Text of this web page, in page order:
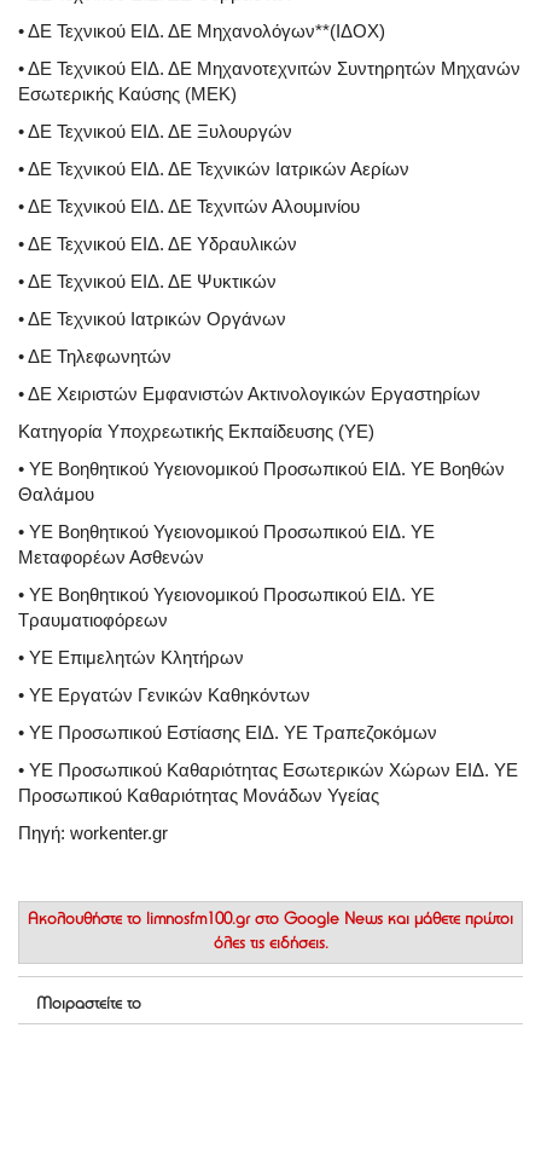
• ΔΕ Τεχνικού ΕΙΔ. ΔΕ Μηχανολόγων**(ΙΔΟΧ)
• ΔΕ Τεχνικού ΕΙΔ. ΔΕ Μηχανοτεχνιτών Συντηρητών Μηχανών
Εσωτερικής Καύσης (ΜΕΚ)
• ΔΕ Τεχνικού ΕΙΔ. ΔΕ Ξυλουργών
• ΔΕ Τεχνικού ΕΙΔ. ΔΕ Τεχνικών Ιατρικών Αερίων
• ΔΕ Τεχνικού ΕΙΔ. ΔΕ Τεχνιτών Αλουμινίου
• ΔΕ Τεχνικού ΕΙΔ. ΔΕ Υδραυλικών
• ΔΕ Τεχνικού ΕΙΔ. ΔΕ Ψυκτικών
• ΔΕ Τεχνικού Ιατρικών Οργάνων
• ΔΕ Τηλεφωνητών
• ΔΕ Χειριστών Εμφανιστών Ακτινολογικών Εργαστηρίων
Κατηγορία Υποχρεωτικής Εκπαίδευσης (ΥΕ)
• ΥΕ Βοηθητικού Υγειονομικού Προσωπικού ΕΙΔ. ΥΕ Βοηθών
Θαλάμου
• ΥΕ Βοηθητικού Υγειονομικού Προσωπικού ΕΙΔ. ΥΕ
Μεταφορέων Ασθενών
• ΥΕ Βοηθητικού Υγειονομικού Προσωπικού ΕΙΔ. ΥΕ
Τραυματιοφόρεων
• ΥΕ Επιμελητών Κλητήρων
• ΥΕ Εργατών Γενικών Καθηκόντων
• ΥΕ Προσωπικού Εστίασης ΕΙΔ. ΥΕ Τραπεζοκόμων
• ΥΕ Προσωπικού Καθαριότητας Εσωτερικών Χώρων ΕΙΔ. ΥΕ
Προσωπικού Καθαριότητας Μονάδων Υγείας
Πηγή: workenter.gr
Ακολουθήστε το limnosfm100.gr στο Google News και μάθετε πρώτοι
όλες τις ειδήσεις.
Μοιραστείτε το